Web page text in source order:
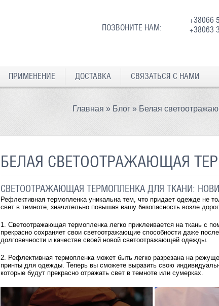
ПОЗВОНИТЕ НАМ:
+38066
+38063
ПРИМЕНЕНИЕ ДОСТАВКА СВЯЗАТЬСЯ С НАМИ
Главная » Блог» Белая
БЕЛАЯ СВЕТООТРАЖАЮЩАЯ
СВЕТООТРАЖАЮЩАЯ ТЕРМОПЛЕНКА ДЛЯ ТКАНИ:
Рефлективная термопленка уникальна тем, что придает одежде не
свет в темноте, значительно повышая вашу безопасность возле
1. Светоотражающая термопленка легко приклеивается на ткань с
прекрасно сохраняет свои светоотражающие способности даже
долговечности и качестве своей новой светоотражающей одежды.
2. Рефлективная термопленка может быть легко разрезана на
принты для одежды. Теперь вы сможете выразить свою
которые будут прекрасно отражать свет в темноте или сумерках.